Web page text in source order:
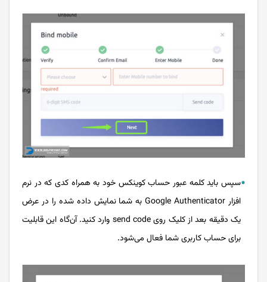
سپس باید کلمه عبور حساب کوینکس خود به همراه کدی که در نرم
افزار Google Authenticator به شما نمایش داده شده را در عرض
یک دقیقه بعد از کلیک روی send code وارد کنید. آن‌گاه این قابلیت
برای حساب کاربری شما فعال می‌شود.